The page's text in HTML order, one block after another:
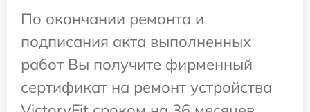
По окончании ремонта и
подписания акта выполненных
работ Вы получите фирменный
сертификат на ремонт устройства